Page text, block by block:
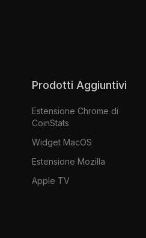
Prodotti Aggiuntivi
Estensione Chrome di
CoinStats
Widget MacOS
Estensione Mozilla
Apple TV